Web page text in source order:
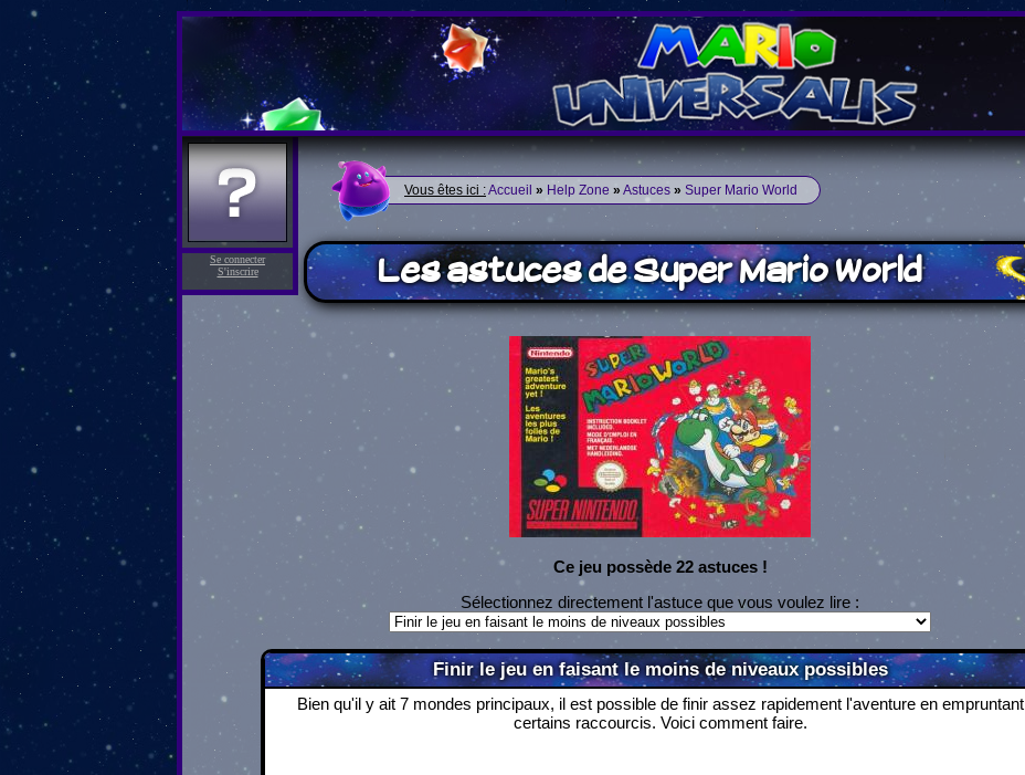
Se connecter
S'inscrire
Vous êtes ici :Accueil » Help Zone » Astuces » Super Mario World
Les astuces de Super Mario World
Ce jeu possède 22 astuces !
Sélectionnez directement l'astuce que vous voulez lire :
Finir le jeu en faisant le moins de niveaux possibles
Bien qu'il y ait 7 mondes principaux, il est possible de finir assez rapidement l'aventure en empruntant
certains raccourcis. Voici comment faire.